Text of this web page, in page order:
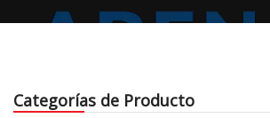
Categorías de Producto